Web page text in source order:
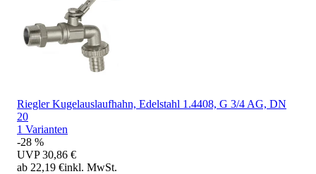
Riegler Kugelauslaufhahn, Edelstahl 1.4408, G 3/4 AG, DN
20
1 Varianten
-28 %
UVP 30,86 €
ab 22,19 €inkl. MwSt.